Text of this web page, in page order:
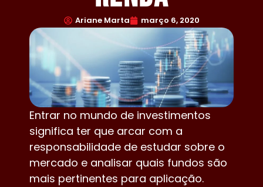
Ariane Marta março 6, 2020
Entrar no mundo de investimentos
significa ter que arcar com a
responsabilidade de estudar sobre o
mercado e analisar quais fundos são
mais pertinentes para aplicação.